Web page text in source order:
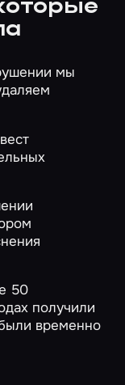
мы
50
получили
временно